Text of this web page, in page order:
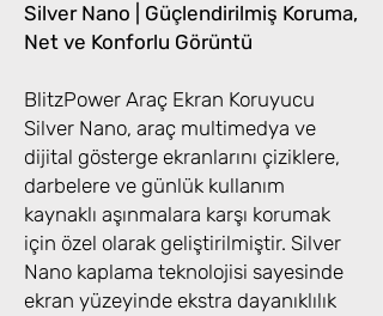
Silver Nano | Güçlendirilmiş Koruma,
Net ve Konforlu Görüntü
BlitzPower Araç Ekran Koruyucu
Silver Nano, araç multimedya ve
dijital gösterge ekranlarını çiziklere,
darbelere ve günlük kullanım
kaynaklı aşınmalara karşı korumak
için özel olarak geliştirilmiştir. Silver
Nano kaplama teknolojisi sayesinde
ekran yüzeyinde ekstra dayanıklılık